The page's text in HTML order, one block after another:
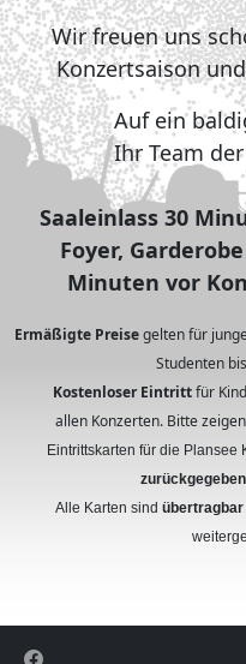
Wir freuen uns
Konzertsaison
Auf ein
Ihr Team
Saaleinlass 30
Foyer,
Minuten vor
Ermäßigte Preisegelten für
Studenten
Kostenloser Eintrittfür
allen Konzerten. Bitte
Eintrittskarten für die
zurückgegeben
Alle Karten sind übertragbar